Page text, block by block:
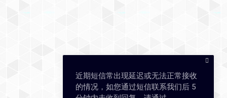
近期短信常出现延迟或无法正常接收
的情况，如您通过短信联系我们后 5